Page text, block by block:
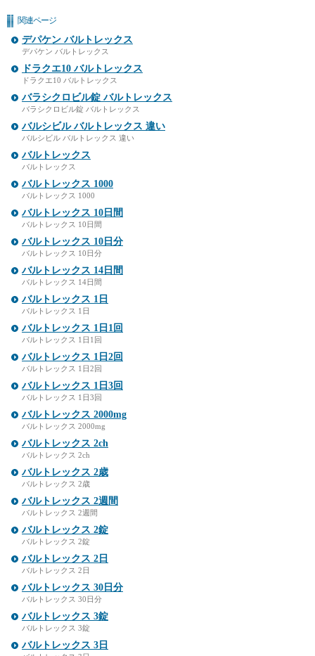
関連ページ
デパケン バルトレックス
デパケン バルトレックス
ドラクエ10 バルトレックス
ドラクエ10 バルトレックス
バラシクロビル錠 バルトレックス
バラシクロビル錠 バルトレックス
バルシビル バルトレックス 違い
バルシビル バルトレックス 違い
バルトレックス
バルトレックス
バルトレックス 1000
バルトレックス 1000
バルトレックス 10日間
バルトレックス 10日間
バルトレックス 10日分
バルトレックス 10日分
バルトレックス 14日間
バルトレックス 14日間
バルトレックス 1日
バルトレックス 1日
バルトレックス 1日1回
バルトレックス 1日1回
バルトレックス 1日2回
バルトレックス 1日2回
バルトレックス 1日3回
バルトレックス 1日3回
バルトレックス 2000mg
バルトレックス 2000mg
バルトレックス 2ch
バルトレックス 2ch
バルトレックス 2歳
バルトレックス 2歳
バルトレックス 2週間
バルトレックス 2週間
バルトレックス 2錠
バルトレックス 2錠
バルトレックス 2日
バルトレックス 2日
バルトレックス 30日分
バルトレックス 30日分
バルトレックス 3錠
バルトレックス 3錠
バルトレックス 3日